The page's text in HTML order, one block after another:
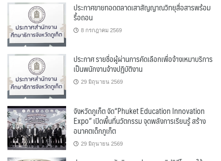
ประกาศขายทอดตลาดเสาสัญญาณวิทยุสื่อสารพร้อม
รื้อถอน
8 กรกฎาคม 2569
ประกาศ รายชื่อผู้ผ่านการคัดเลือกเพื่อจ้างเหมาบริการ
เป็นพนักงานจ้างปฏิบัติงาน
29 มิถุนายน 2569
จังหวัดภูเก็ต จัด“Phuket Education Innovation
Expo” เปิดพื้นที่นวัตกรรม จุดพลังการเรียนรู้ สร้าง
อนาคตเด็กภูเก็ต
29 มิถุนายน 2569